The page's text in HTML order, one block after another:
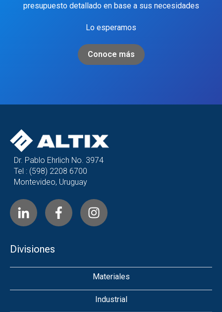
presupuesto detallado en base a sus necesidades
Lo esperamos
Conoce más
Dr. Pablo Ehrlich No. 3974
Tel : (598) 2208 6700
Montevideo, Uruguay
Divisiones
Materiales
Industrial